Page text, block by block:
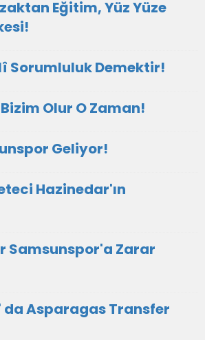
Eğitim, Yüz Yüze
Sorumluluk Demektir!
Olur O Zaman!
Geliyor!
Hazinedar'ın
Samsunspor'a Zarar
da Asparagas Transfer